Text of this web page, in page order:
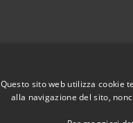
Questo sito web utilizza cookie
alla navigazione del sito,